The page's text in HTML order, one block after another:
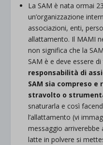
La SAM è nata ormai
un’organizzazione
associazioni, enti,
allattamento. Il MAMI
non significa che la
SAM è e deve essere
responsabilità di
SAM sia compreso
stravolto o
snaturarla e così
l’allattamento (vi
messaggio
latte in polvere si